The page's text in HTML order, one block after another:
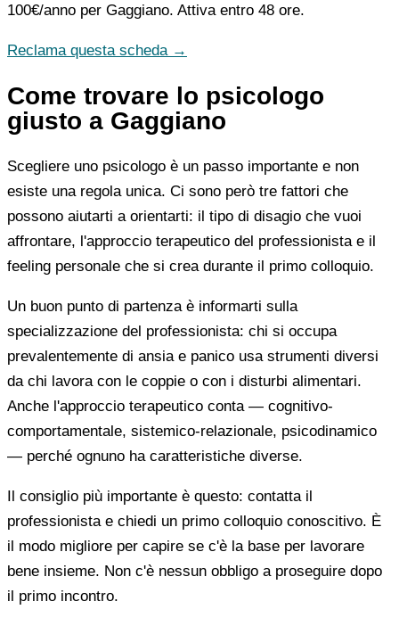
100€/anno per Gaggiano. Attiva entro 48 ore.
Reclama questa scheda →
Come trovare lo psicologo
giusto a Gaggiano
Scegliere uno psicologo è un passo importante e non
esiste una regola unica. Ci sono però tre fattori che
possono aiutarti a orientarti: il tipo di disagio che vuoi
affrontare, l'approccio terapeutico del professionista e il
feeling personale che si crea durante il primo colloquio.
Un buon punto di partenza è informarti sulla
specializzazione del professionista: chi si occupa
prevalentemente di ansia e panico usa strumenti diversi
da chi lavora con le coppie o con i disturbi alimentari.
Anche l'approccio terapeutico conta — cognitivo-
comportamentale, sistemico-relazionale, psicodinamico
— perché ognuno ha caratteristiche diverse.
Il consiglio più importante è questo: contatta il
professionista e chiedi un primo colloquio conoscitivo. È
il modo migliore per capire se c'è la base per lavorare
bene insieme. Non c'è nessun obbligo a proseguire dopo
il primo incontro.